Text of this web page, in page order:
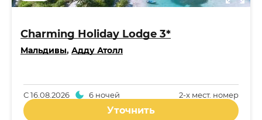
Charming Holiday Lodge 3*
Мальдивы, Адду Атолл
2-x мест. номер
С16.08.2026 6 ночей
Уточнить